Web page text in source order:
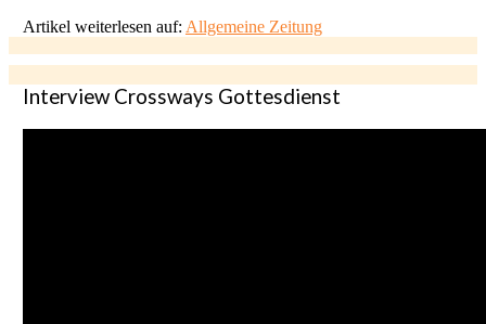
Artikel weiterlesen auf: Allgemeine Zeitung
Interview Crossways Gottesdienst